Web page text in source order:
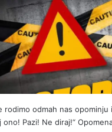
rodimo odmah nas opominju
ono! Pazi! Ne diraj!“